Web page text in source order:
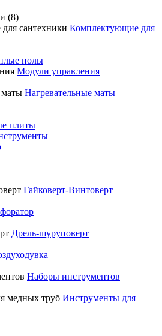
(8)
Комплектующие для
полы
Модули управления
Нагревательные маты
плиты
Гайковерт-Винтоверт
Дрель-шуруповерт
Наборы инструментов
Инструменты для